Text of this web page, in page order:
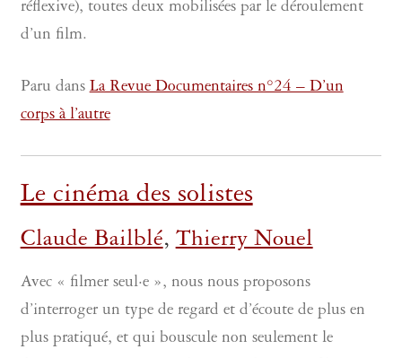
réflexive), toutes deux mobilisées par le déroulement
d’un film.
Paru dansLa Revue Documentaires n°24 – D’un
corps à l’autre
Le cinéma des solistes
Claude Bailblé,Thierry Nouel
Avec « filmer seul·e », nous nous proposons
d’interroger un type de regard et d’écoute de plus en
plus pratiqué, et qui bouscule non seulement le